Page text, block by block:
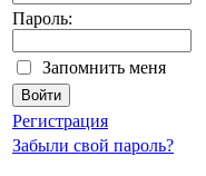
Пароль:
Запомнить меня
Регистрация
Забыли свой пароль?